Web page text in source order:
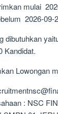
mulai
2026-09-
dibutuhkan
Kandidat.
Lowongan
: NSC